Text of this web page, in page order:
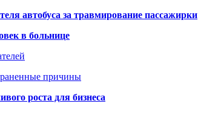
автобуса за травмирование пассажирки
в больнице
причины
роста для бизнеса